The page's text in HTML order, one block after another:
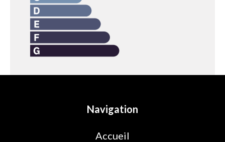
Navigation
Accueil